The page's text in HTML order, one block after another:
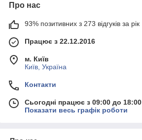
Про нас
93% позитивних з 273 відгуків за рік
Працює з 22.12.2016
м. Київ
Київ, Україна
Контакти
Сьогодні працює з 09:00 до 18:00
Показати весь графік роботи